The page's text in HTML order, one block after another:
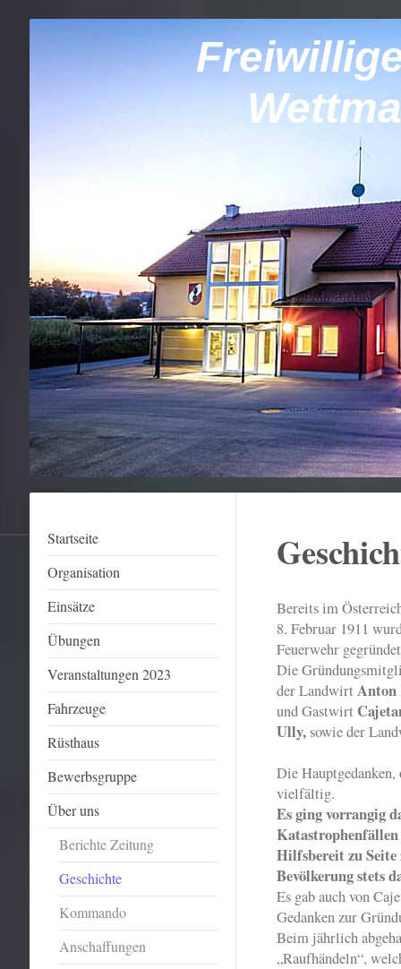
Startseite
Organisation
Einsätze
Übungen
Veranstaltungen 2023
Fahrzeuge
Rüsthaus
Bewerbsgruppe
Über uns
Berichte Zeitung
Geschichte
Kommando
Anschaffungen
Bereits im
8. Februar 1911
Feuerwehr
Die
der Landwirt Anton
und Gastwirt
Ully,sowie der
Die Hauptgedanken,
vielfältig.
Es ging vorrangig
Katastrophenfällen
Hilfsbereit zu Seite
Bevölkerung stets
Es gab auch von
Gedanken zur
Beim jährlich
„Raufhändeln“,